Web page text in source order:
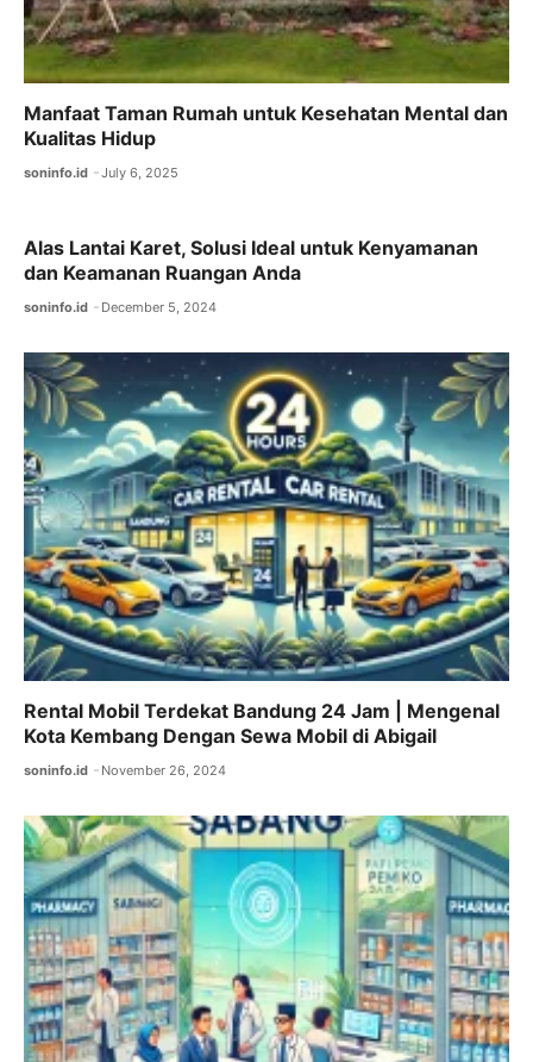
Manfaat Taman Rumah untuk Kesehatan Mental dan
Kualitas Hidup
soninfo.id July 6, 2025
Alas Lantai Karet, Solusi Ideal untuk Kenyamanan
dan Keamanan Ruangan Anda
soninfo.id December 5, 2024
Rental Mobil Terdekat Bandung 24 Jam | Mengenal
Kota Kembang Dengan Sewa Mobil di Abigail
soninfo.id November 26, 2024